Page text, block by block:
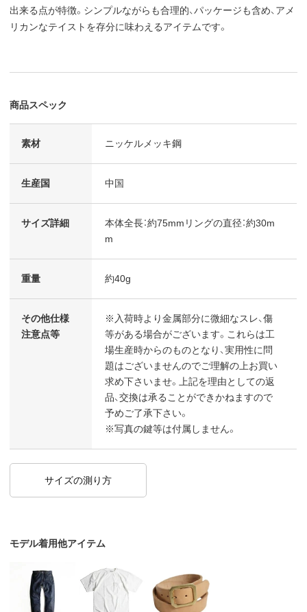
出来る点が特徴。シンプルながらも合理的、パッケージも含め、アメ
リカンなテイストを存分に味わえるアイテムです。
商品スペック
素材 ニッケルメッキ鋼
生産国 中国
サイズ詳細
本体全長：約75mmリングの直径：約30m
m
重量 約40g
その他仕様
注意点等
※入荷時より金属部分に微細なスレ、傷
等がある場合がございます。これらは工
場生産時からのものとなり、実用性に問
題はございませんのでご理解の上お買い
求め下さいませ。上記を理由としての返
品、交換は承ることができかねますので
予めご了承下さい。
※写真の鍵等は付属しません。
サイズの測り方
モデル着用他アイテム